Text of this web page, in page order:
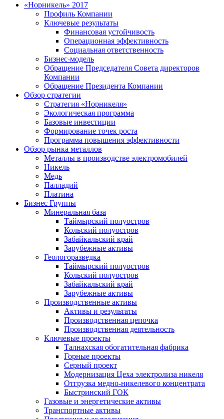
«Норникель» 2017
Профиль Компании
Ключевые результаты
Финансовая устойчивость
Операционная эффективность
Социальная ответственность
Бизнес-модель
Обращение Председателя Совета директоров
Компании
Обращение Президента Компании
Обзор стратегии
Стратегия «Норникеля»
Экологическая программа
Базовые инвестиции
Формирование точек роста
Программа повышения эффективности
Обзор рынка металлов
Металлы в производстве электромобилей
Никель
Медь
Палладий
Платина
Бизнес Группы
Минеральная база
Таймырский полуостров
Кольский полуостров
Забайкальский край
Зарубежные активы
Геологоразведка
Таймырский полуостров
Кольский полуостров
Забайкальский край
Зарубежные активы
Производственные активы
Активы и результаты
Производственная цепочка
Производственная деятельность
Ключевые проекты
Талнахская обогатительная фабрика
Горные проекты
Серный проект
Модернизация Цеха электролиза никеля
Отгрузка медно-никелевого концентрата
Быстринский ГОК
Газовые и энергетические активы
Транспортные активы